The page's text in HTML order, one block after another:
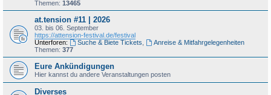
Themen: 13465
at.tension #11 | 2026
03. bis 06. September
https://attension-festival.de/festival
Unterforen:
Suche & Biete Tickets
Anreise & Mitfahrgelegenheiten
Themen: 377
Eure Ankündigungen
Hier kannst du andere Veranstaltungen posten
Diverses